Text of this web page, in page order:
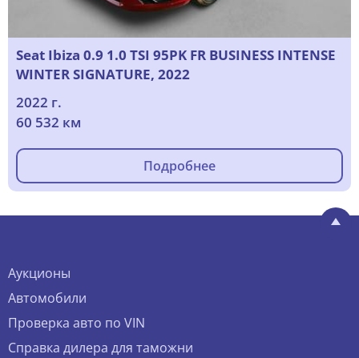
Seat Ibiza 0.9 1.0 TSI 95PK FR BUSINESS INTENSE
WINTER SIGNATURE, 2022
2022 г.
60 532 км
Подробнее
Аукционы
Автомобили
Проверка авто по VIN
Справка дилера для таможни